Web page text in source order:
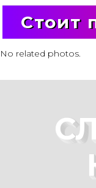
Стоит
No related photos.